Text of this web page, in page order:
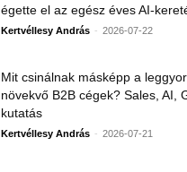
égette el az egész éves AI-
Kertvéllesy András - 2026-07-22
Mit csinálnak másképp a
növekvő B2B cégek? Sales, AI,
kutatás
Kertvéllesy András - 2026-07-21